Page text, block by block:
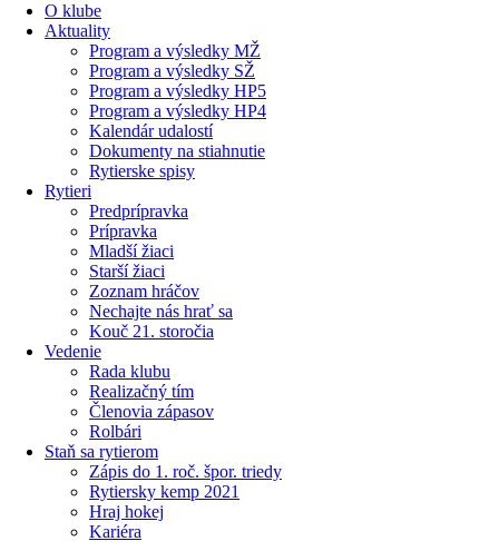
O klube
Aktuality
Program a výsledky MŽ
Program a výsledky SŽ
Program a výsledky HP5
Program a výsledky HP4
Kalendár udalostí
Dokumenty na stiahnutie
Rytierske spisy
Rytieri
Predprípravka
Prípravka
Mladší žiaci
Starší žiaci
Zoznam hráčov
Nechajte nás hrať sa
Kouč 21. storočia
Vedenie
Rada klubu
Realizačný tím
Členovia zápasov
Rolbári
Staň sa rytierom
Zápis do 1. roč. špor. triedy
Rytiersky kemp 2021
Hraj hokej
Kariéra